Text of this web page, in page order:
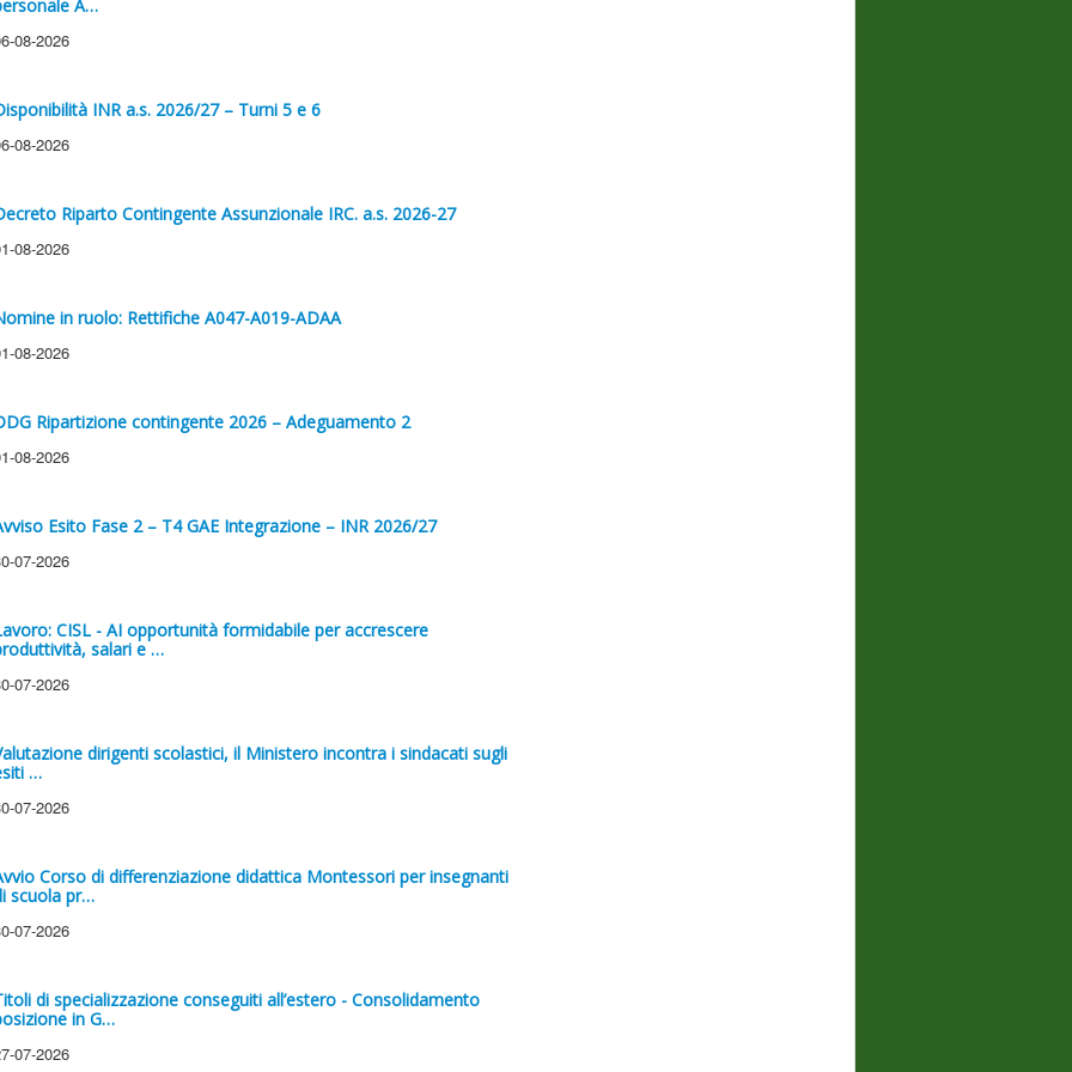
A…
08-2026
INR a.s. 2026/27 – Turni 5 e 6
08-2026
Riparto Contingente Assunzionale IRC. a.s. 2026-27
08-2026
in ruolo: Rettifiche A047-A019-ADAA
08-2026
Ripartizione contingente 2026 – Adeguamento 2
08-2026
Esito Fase 2 – T4 GAE Integrazione – INR 2026/27
07-2026
CISL - AI opportunità formidabile per accrescere
salari e …
07-2026
dirigenti scolastici, il Ministero incontra i sindacati sugli
…
07-2026
Corso di differenziazione didattica Montessori per insegnanti
scuola pr…
07-2026
di specializzazione conseguiti all’estero - Consolidamento
in G…
07-2026